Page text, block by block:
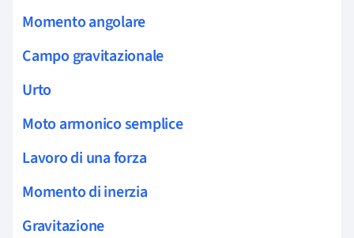
Momento angolare
Campo gravitazionale
Urto
Moto armonico semplice
Lavoro di una forza
Momento di inerzia
Gravitazione